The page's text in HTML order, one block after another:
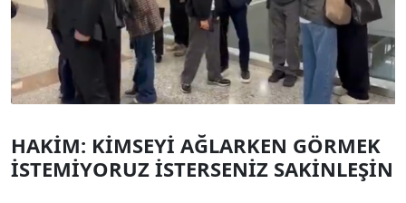
HAKİM: KİMSEYİ AĞLARKEN GÖRMEK
İSTEMİYORUZ İSTERSENİZ SAKİNLEŞİN